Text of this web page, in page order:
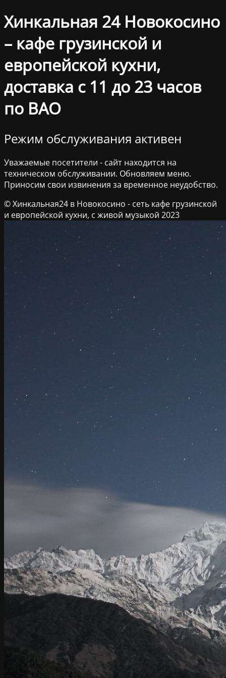
Хинкальная 24 Новокосино
– кафе грузинской и
европейской кухни,
доставка с 11 до 23 часов
по ВАО
Режим обслуживания активен
Уважаемые посетители - сайт находится на
техническом обслуживании. Обновляем меню.
Приносим свои извинения за временное неудобство.
© Хинкальная24 в Новокосино - сеть кафе грузинской
и европейской кухни, с живой музыкой 2023